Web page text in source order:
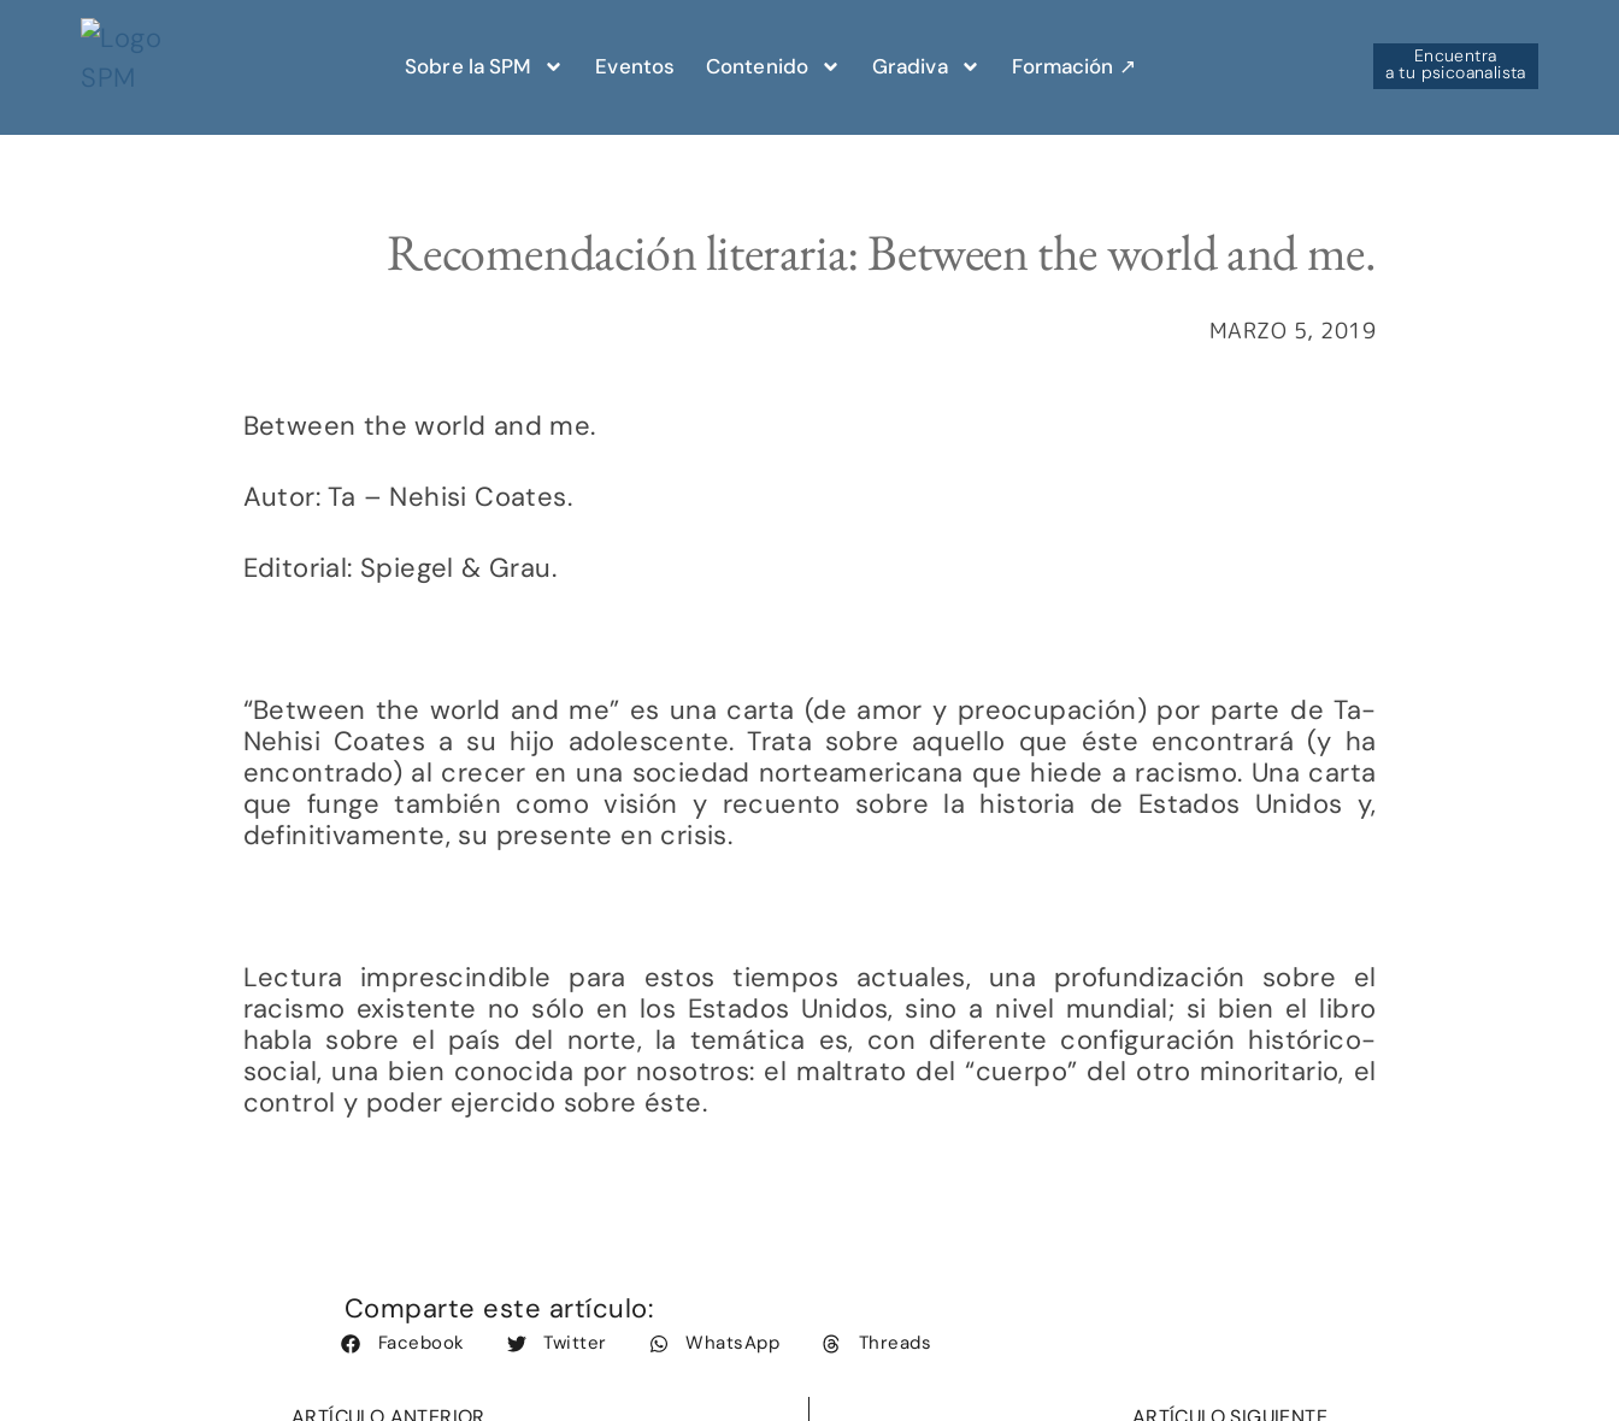
Sobre la SPM Eventos Contenido Gradiva Formación ↗︎ Encuentra
a tu psicoanalista
Recomendación literaria: Between the world and me.
MARZO 5, 2019
Between the world and me.
Autor: Ta – Nehisi Coates.
Editorial: Spiegel & Grau.
“Between the world and me” es una carta (de amor y preocupación) por parte de Ta-
Nehisi Coates a su hijo adolescente. Trata sobre aquello que éste encontrará (y ha
encontrado) al crecer en una sociedad norteamericana que hiede a racismo. Una carta
que funge también como visión y recuento sobre la historia de Estados Unidos y,
definitivamente, su presente en crisis.
Lectura imprescindible para estos tiempos actuales, una profundización sobre el
racismo existente no sólo en los Estados Unidos, sino a nivel mundial; si bien el libro
habla sobre el país del norte, la temática es, con diferente configuración histórico-
social, una bien conocida por nosotros: el maltrato del “cuerpo” del otro minoritario, el
control y poder ejercido sobre éste.
Comparte este artículo:
Facebook Twitter WhatsApp Threads